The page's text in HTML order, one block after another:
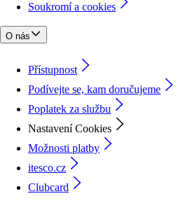
Soukromí a cookies
O nás
Přístupnost
Podívejte se, kam doručujeme
Poplatek za službu
Nastavení Cookies
Možnosti platby
itesco.cz
Clubcard